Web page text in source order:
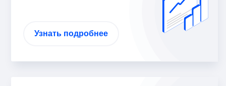
Узнать подробнее